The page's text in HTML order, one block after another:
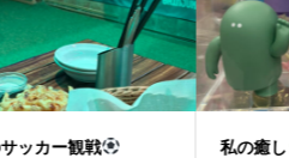
私の癒し